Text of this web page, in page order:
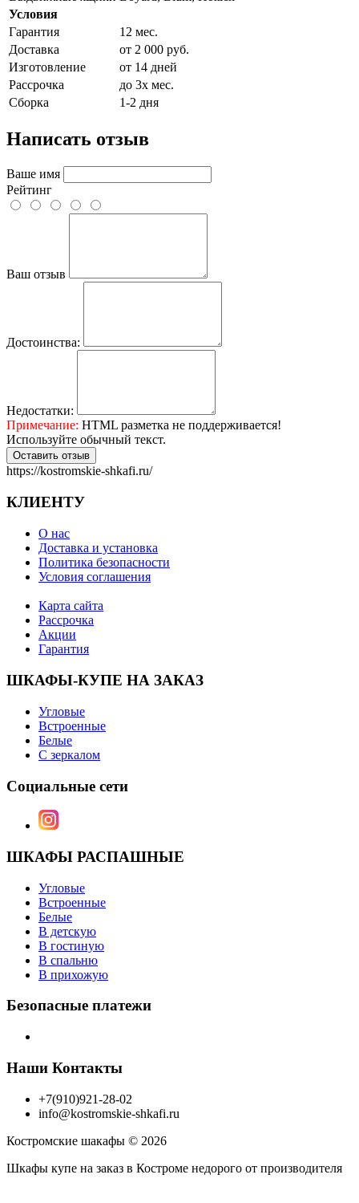
Условия
Гарантия
12 мес.
Доставка
от 2 000 руб.
Изготовление
от 14 дней
Рассрочка
до 3х мес.
Сборка
1-2 дня
Написать отзыв
Ваше имя
Рейтинг
Ваш отзыв
Достоинства:
Недостатки:
Примечание: HTML разметка не поддерживается!
Используйте обычный текст.
Оставить отзыв
https://kostromskie-shkafi.ru/
КЛИЕНТУ
О нас
Доставка и установка
Политика безопасности
Условия соглашения
Карта сайта
Рассрочка
Акции
Гарантия
ШКАФЫ-КУПЕ НА ЗАКАЗ
Угловые
Встроенные
Белые
С зеркалом
Социальные сети
ШКАФЫ РАСПАШНЫЕ
Угловые
Встроенные
Белые
В детскую
В гостиную
В спальню
В прихожую
Безопасные платежи
Наши Контакты
+7(910)921-28-02
info@kostromskie-shkafi.ru
Костромские шакафы © 2026
Шкафы купе на заказ в Костроме недорого от производителя